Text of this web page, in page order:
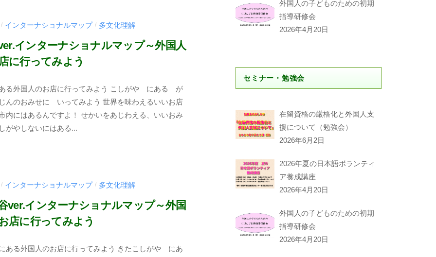
/ インターナショナルマップ / 多文化理解
インターナショナルマップ～外国人
に行ってみよう
る外国人のお店に行ってみよう こしがや にある が
んのおみせに いってみよう 世界を味わえるいいお店
内にはあるんですよ！ せかいをあじわえる、いいおみ
がやしないにはある...
/ インターナショナルマップ / 多文化理解
ver.インターナショナルマップ～外国
店に行ってみよう
ある外国人のお店に行ってみよう きたこしがや にあ
外国人の子どものための初期
指導研修会
2026年4月20日
セミナー・勉強会
在留資格の厳格化と外国人支
援について（勉強会）
2026年6月2日
2026年夏の日本語ボランティ
ア養成講座
2026年4月20日
外国人の子どものための初期
指導研修会
2026年4月20日